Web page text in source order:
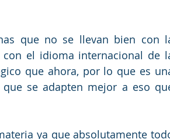
que no se llevan bien con
con el idioma internacional de
que ahora, por lo que es
se adapten mejor a eso
ya que absolutamente